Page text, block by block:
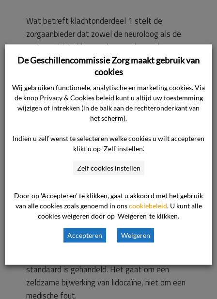
Wat betreft klachtonderdeel 1 stelt de
zorgaanbieder dat zowel de neuroloog als de
uroloog zich hebben gedragen als goed
hulpverlener. Toen de bijverschijnselen bij de
cliënt zijn opgetreden is direct assistentie van
de anesthesioloog gevraagd. Gelet op de
bijverschijnselen in combinatie met de medische
achtergrond van ritmestoornissen en het tijdelijk
stoppen met antistolling door de cliënt is het
begrijpelijk dat er gedacht werd aan een
TIA/CVA. ln de verkoeverruimte is ook de
neuroloog gevraagd om mee te beoordelen of
een CT-scan gemaakt, waarop geen TIA/CVA
gezien werd. De bij de cliënt opgetreden
systemische bijwerkingen bij lidocaïne zijn
zeldzaam. Gelet op de combinatie van
omstandigheden is de zorgaanbieder van
standaard is gehandeld. Het gaat om een
zeldzame bijwerking van lidocaïne, niet om een
medische fout.
De Geschillencommissie Zorg maakt gebruik van
cookies
Wij gebruiken functionele, analytische en marketing cookies. Via
de knop Privacy & Cookies beleid kunt u altijd uw toestemming
wijzigen of intrekken (in de balk aan de rechteronderkant van
het scherm).
Indien u zelf wenst te selecteren welke cookies u wilt accepteren
klikt u op 'Zelf instellen'.
Zelf cookies instellen
Door op 'Accepteren' te klikken, gaat u akkoord met het gebruik
van alle cookies zoals genoemd in onscookiebeleid . U kunt alle
cookies weigeren door op 'Weigeren' te klikken.
Accepteren Weigeren